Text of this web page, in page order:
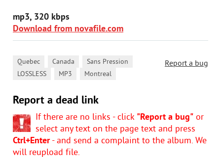
mp3, 320 kbps
Download from novafile.com
Report a bug
Quebec Canada Sans Pression
LOSSLESS MP3 Montreal
Report a dead link
If there are no links - click "Report a bug" or
select any text on the page text and press
Ctrl+Enter- and send a complaint to the album. We
will reupload file.